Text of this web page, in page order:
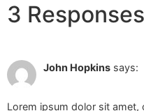
3 Responses
John Hopkins says:
Lorem ipsum dolor sit amet,